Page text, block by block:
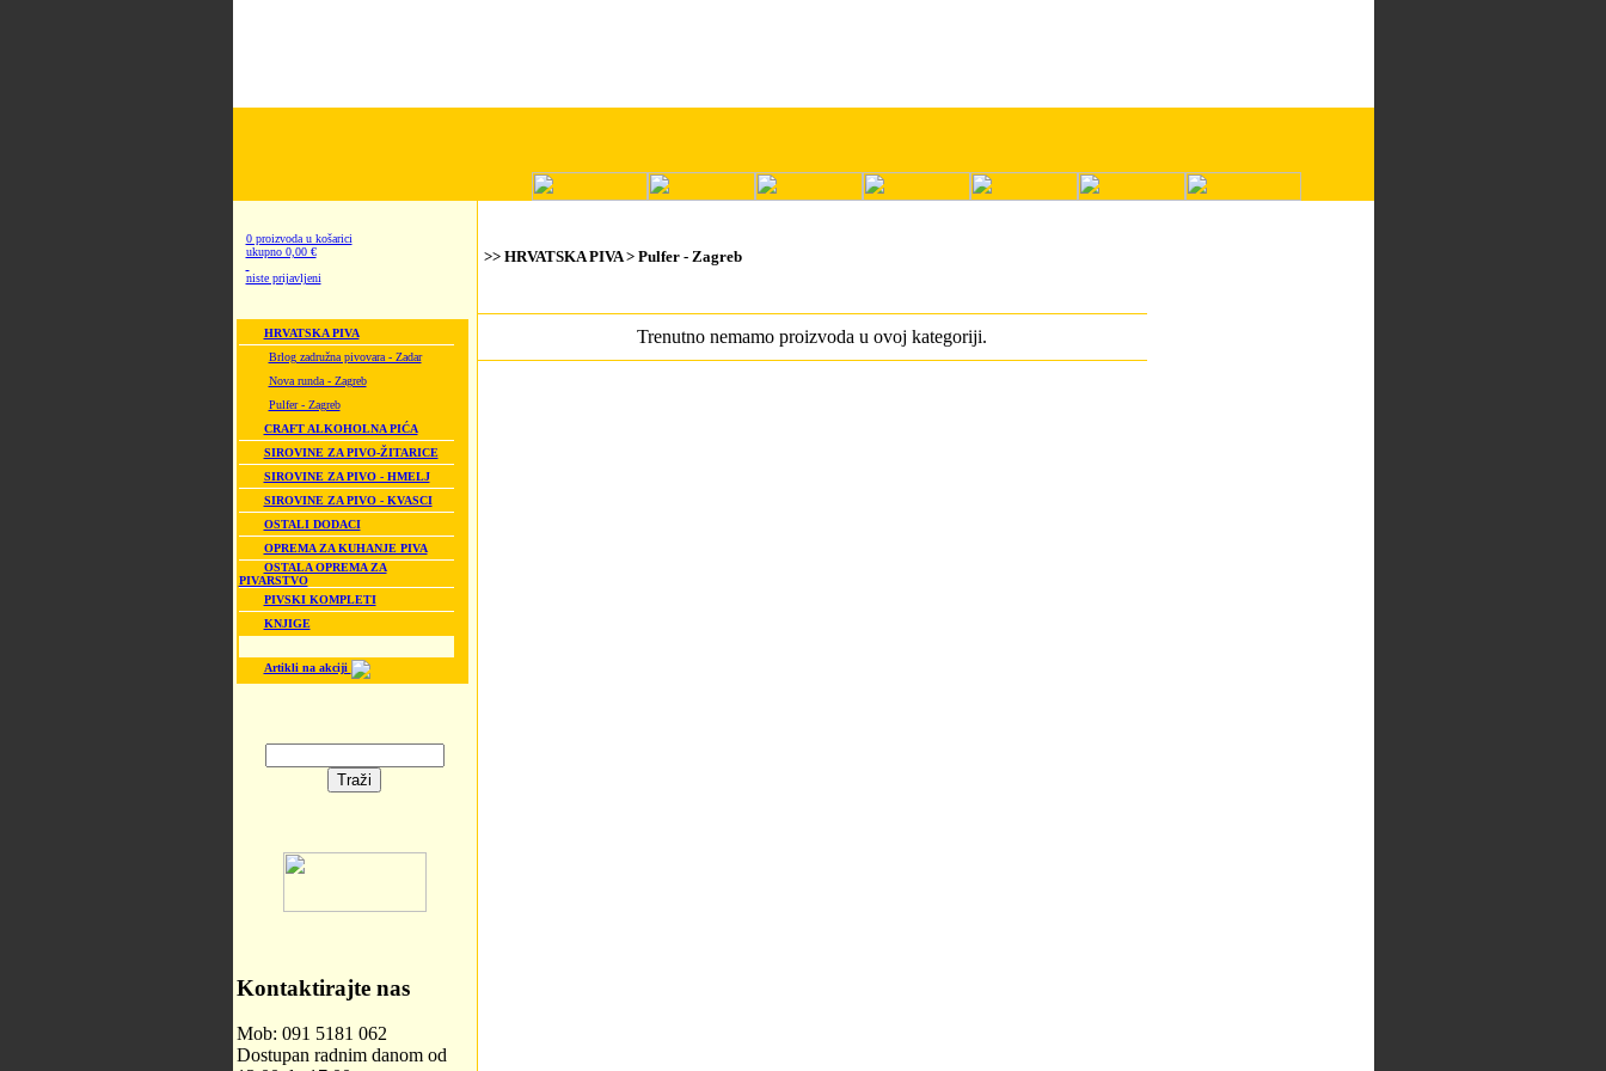
0 proizvoda u košarici
ukupno 0,00 €
niste prijavljeni
HRVATSKA PIVA
Brlog zadružna pivovara - Zadar
Nova runda - Zagreb
Pulfer - Zagreb
CRAFT ALKOHOLNA PIĆA
SIROVINE ZA PIVO-ŽITARICE
SIROVINE ZA PIVO - HMELJ
SIROVINE ZA PIVO - KVASCI
OSTALI DODACI
OPREMA ZA KUHANJE PIVA
OSTALA OPREMA ZA
PIVARSTVO
PIVSKI KOMPLETI
KNJIGE
Artikli na akciji
Kontaktirajte nas
Mob: 091 5181 062
Dostupan radnim danom od
>> HRVATSKA PIVA > Pulfer - Zagreb
Trenutno nemamo proizvoda u ovoj kategoriji.